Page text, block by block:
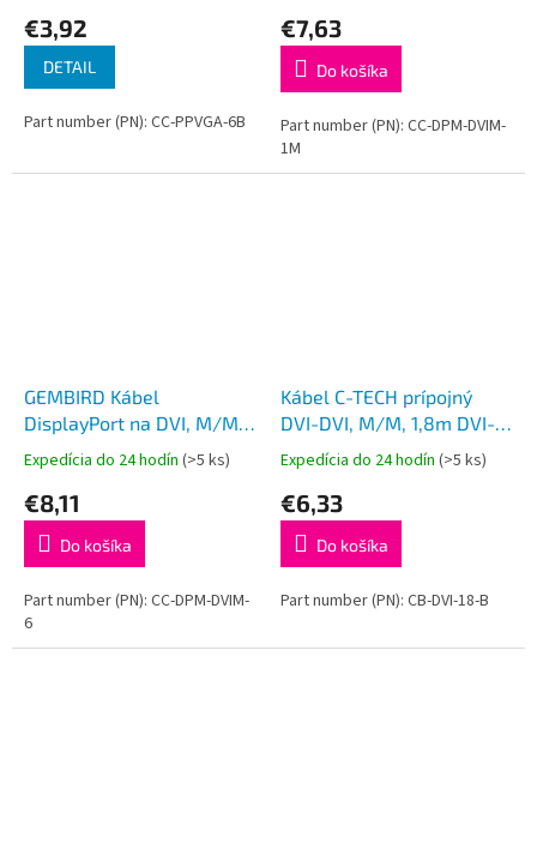
€3,92
DETAIL
Part number (PN): CC-PPVGA-6B
€7,63
Do košíka
Part number (PN): CC-DPM-DVIM-
1M
GEMBIRD Kábel
DisplayPort na DVI, M/M,
1,8m
Expedícia do 24 hodín (>5 ks)
€8,11
Do košíka
Part number (PN): CC-DPM-DVIM-
6
Kábel C-TECH prípojný
DVI-DVI, M/M, 1,8m DVI-D,
dual link
Expedícia do 24 hodín (>5 ks)
€6,33
Do košíka
Part number (PN): CB-DVI-18-B